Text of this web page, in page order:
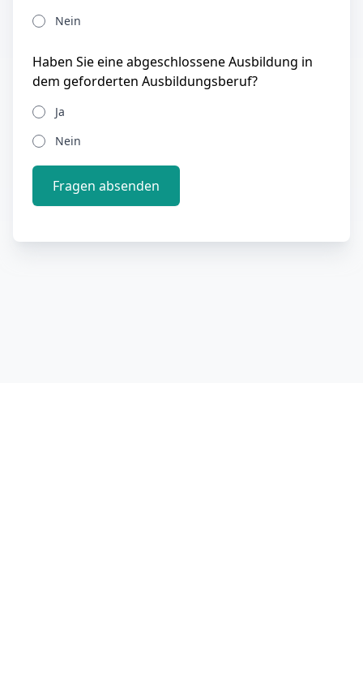
Nein
Haben Sie eine abgeschlossene Ausbildung in
dem geforderten Ausbildungsberuf?
Ja
Nein
Fragen absenden